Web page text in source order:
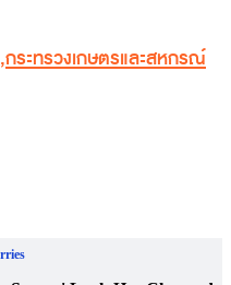
,กระทรวงเกษตรและสหกรณ์